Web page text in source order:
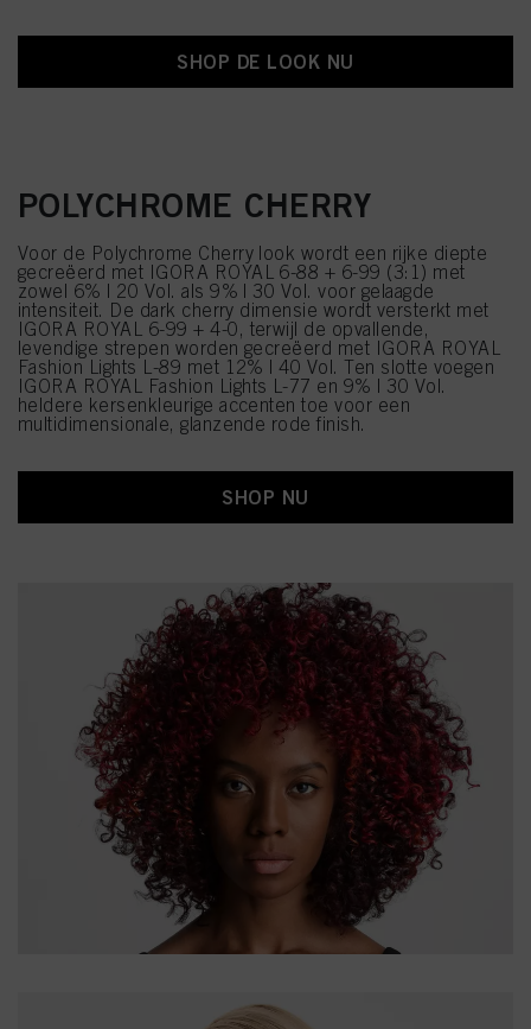
SHOP DE LOOK NU
POLYCHROME CHERRY
Voor de Polychrome Cherry look wordt een rijke diepte
gecreëerd met IGORA ROYAL 6-88 + 6-99 (3:1) met
zowel 6% | 20 Vol. als 9% | 30 Vol. voor gelaagde
intensiteit. De dark cherry dimensie wordt versterkt met
IGORA ROYAL 6-99 + 4-0, terwijl de opvallende,
levendige strepen worden gecreëerd met IGORA ROYAL
Fashion Lights L-89 met 12% | 40 Vol. Ten slotte voegen
IGORA ROYAL Fashion Lights L-77 en 9% | 30 Vol.
heldere kersenkleurige accenten toe voor een
multidimensionale, glanzende rode finish.
SHOP NU